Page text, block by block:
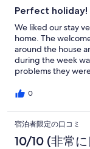
Perfect holiday!
We liked our stay
home. The
around the house
during the week
problems they
surrounding area is
ever go to
same place in the
0
宿泊者限定の口コミ
10/10 (非常